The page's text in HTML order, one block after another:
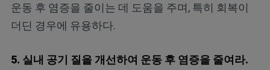
운동 후 염증을 줄이는 데 도움을 주며, 특히 회복이
더딘 경우에 유용하다.
5. 실내 공기 질을 개선하여 운동 후 염증을 줄여라.